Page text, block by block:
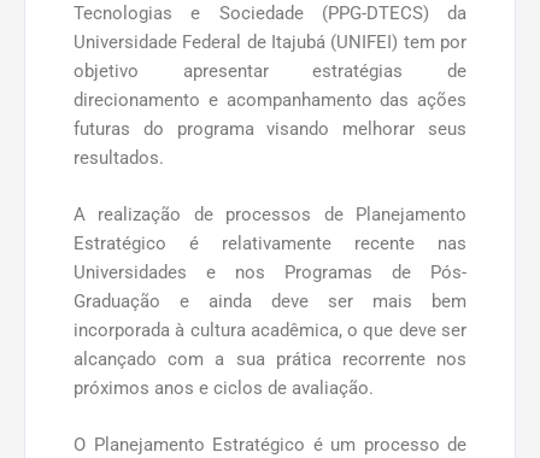
Tecnologias e Sociedade (PPG-DTECS) da
Universidade Federal de Itajubá (UNIFEI) tem por
objetivo apresentar estratégias de
direcionamento e acompanhamento das ações
futuras do programa visando melhorar seus
resultados.
A realização de processos de Planejamento
Estratégico é relativamente recente nas
Universidades e nos Programas de Pós-
Graduação e ainda deve ser mais bem
incorporada à cultura acadêmica, o que deve ser
alcançado com a sua prática recorrente nos
próximos anos e ciclos de avaliação.
O Planejamento Estratégico é um processo de